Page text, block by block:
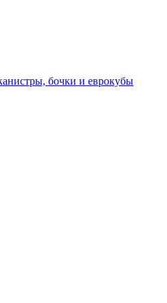
бочки и еврокубы